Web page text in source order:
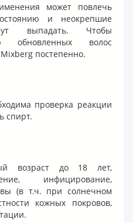
может повлечь
и неокрепшие
выпадать. Чтобы
обновленных волос
постепенно.
проверка реакции
спирт.
возраст до 18 лет,
инфицирование,
(в т.ч. при солнечном
кожных покровов,